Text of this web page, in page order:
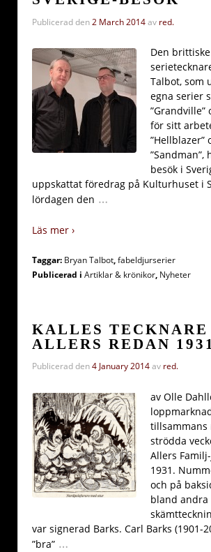
Publicerad den2 March 2014av red.
Den brittiske
Talbot, som
egna serier
”Grandville”
för sitt
”Hellblazer”
”Sandman”,
besök i
uppskattat föredrag på Kulturhuset i
lördagen den …
Läs mer ›
Taggar: Bryan Talbot,fabeldjurserier
Publicerad i Artiklar & krönikor, Nyheter
KALLES
ALLERS REDAN
Publicerad den4 January 2014av red.
av Olle
tillsammans
strödda
Allers
1931.
och på
bland andra
var signerad Barks. Carl Barks (1901-
”bra” …